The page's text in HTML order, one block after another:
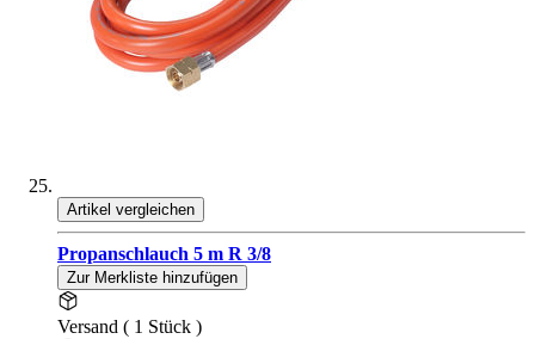
Artikel vergleichen
Propanschlauch 5 m R 3/8
Zur Merkliste hinzufügen
Versand ( 1 Stück )